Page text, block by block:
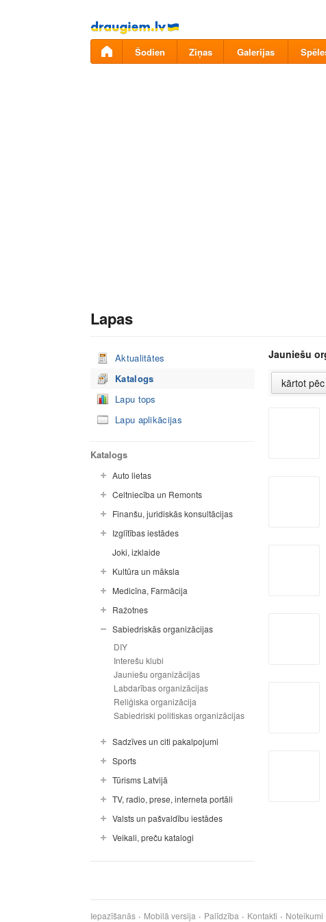
Pāriet
uz
saturu
Šodien Ziņas Galerijas
Lapas
Aktualitātes
Katalogs
Lapu tops
Lapu aplikācijas
Katalogs
Auto lietas
Celtniecība un Remonts
Finanšu, juridiskās konsultācijas
Izglītības iestādes
Joki, izklaide
Kultūra un māksla
Medicīna, Farmācija
Ražotnes
Sabiedriskās organizācijas
DIY
Interešu klubi
Jauniešu organizācijas
Labdarības organizācijas
Reliģiska organizācija
Sabiedriski politiskas organizācijas
Sadzīves un citi pakalpojumi
Sports
Tūrisms Latvijā
TV, radio, prese, interneta portāli
Valsts un pašvaldību iestādes
Veikali, preču katalogi
Jauniešu
Iepazīšanās Mobilā versija Palīdzība Kontakti Noteikumi